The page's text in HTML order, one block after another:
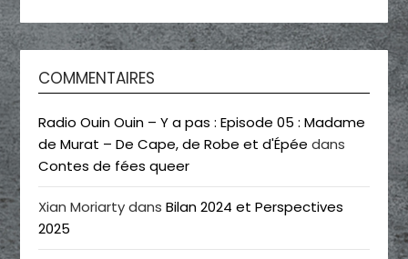
COMMENTAIRES
Radio Ouin Ouin – Y a pas : Episode 05 : Madame
de Murat – De Cape, de Robe et d'Épée dans
Contes de fées queer
Xian MoriartydansBilan 2024 et Perspectives
2025